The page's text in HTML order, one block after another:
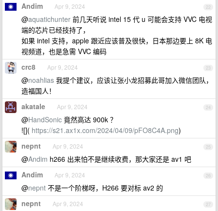
22
Andim Apr 9, 2024
@aquatichunter 前几天听说 intel 15 代 u 可能会支持 VVC 电视
端的芯片已经技持了，
如果 intel 支持，apple 跟近应该普及很快，日本那边要上 8K 电
视频道，也是急需 VVC 编码
23
crc8 Apr 9, 2024
@noahlias 我提个建议，应该让张小龙招募此哥加入微信团队，
造福国人！
24
akatale Apr 9, 2024
@HandSonic 竟然高达 900k ？
![]( https://s21.ax1x.com/2024/04/09/pFO8C4A.png)
25
nepnt Apr 9, 2024
@Andim h266 出来怕不是继续收费，那大家还是 av1 吧
26
Andim Apr 9, 2024
@nepnt 不是一个阶梯呀，H266 要对标 av2 的
27
nepnt Apr 9, 2024